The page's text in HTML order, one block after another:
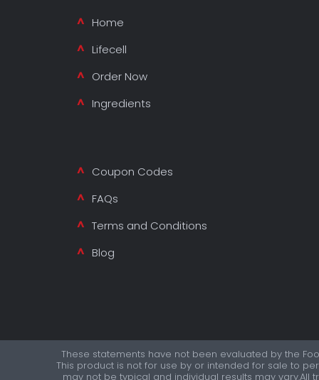
Home
Lifecell
Order Now
Ingredients
Coupon Codes
FAQs
Terms and Conditions
Blog
These statements have not been evaluated by the
This product is not for use by or intended for sale to
may not be typical and individual results may